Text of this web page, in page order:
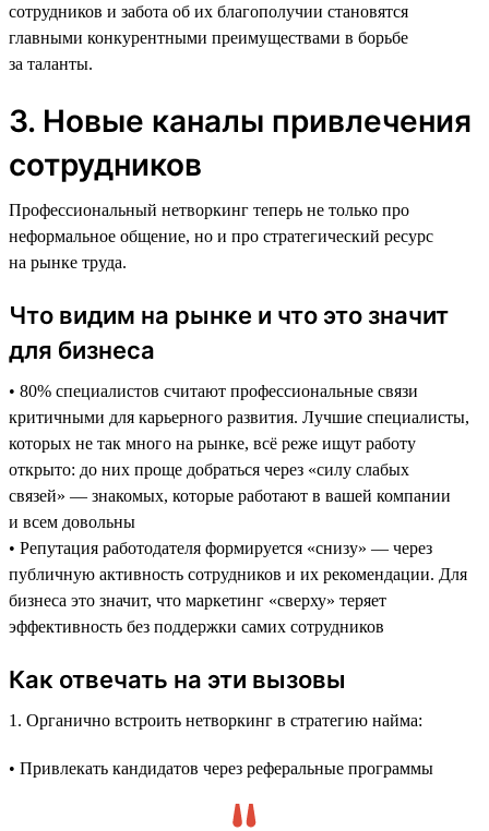
сотрудников и забота об их благополучии становятся
главными конкурентными преимуществами в борьбе
за таланты.
3. Новые каналы привлечения
сотрудников
Профессиональный нетворкинг теперь не только про
неформальное общение, но и про стратегический ресурс
на рынке труда.
Что видим на рынке и что это значит
для бизнеса
• 80% специалистов считают профессиональные связи
критичными для карьерного развития. Лучшие специалисты,
которых не так много на рынке, всё реже ищут работу
открыто: до них проще добраться через «силу слабых
связей» — знакомых, которые работают в вашей компании
и всем довольны
• Репутация работодателя формируется «снизу» — через
публичную активность сотрудников и их рекомендации. Для
бизнеса это значит, что маркетинг «сверху» теряет
эффективность без поддержки самих сотрудников
Как отвечать на эти вызовы
1. Органично встроить нетворкинг в стратегию найма:
• Привлекать кандидатов через реферальные программы